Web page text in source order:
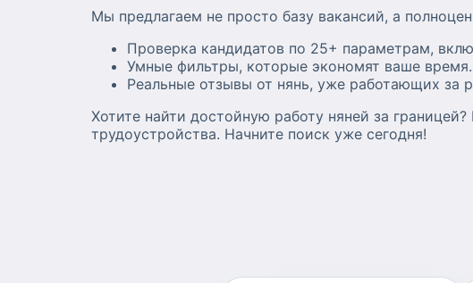
Мы предлагаем не просто базу вакансий, а
Проверка кандидатов по 25+ параметрам,
Умные фильтры, которые экономят ваше время.
Реальные отзывы от нянь, уже работающих за
Хотите найти достойную работу няней за
трудоустройства. Начните поиск уже сегодня!